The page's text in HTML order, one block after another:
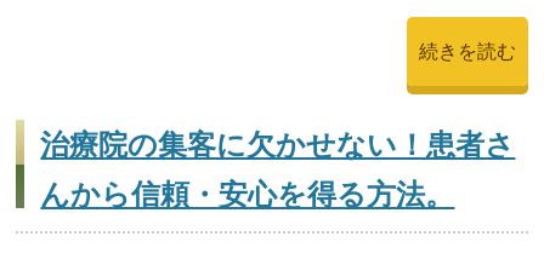
続きを読む
治療院の集客に欠かせない！患者さ
んから信頼・安心を得る方法。